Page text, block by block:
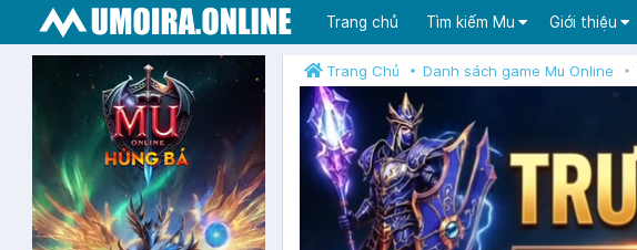
Trang chủ Tìm kiếm Mu Giới thiệu
Trang Chủ Danh sách game Mu Online